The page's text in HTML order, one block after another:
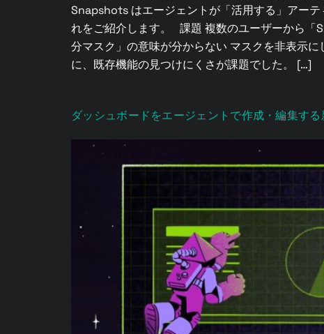
Snapshots はエージェントが「活用する」アー
れをご紹介します。 課題 複数のユーザーから「
分マスク」の意味が分からない マスクを非表示
に、既存機能の見つけにくさが課題でした。 […]
ダッシュボードをエージェントで作成・編集す